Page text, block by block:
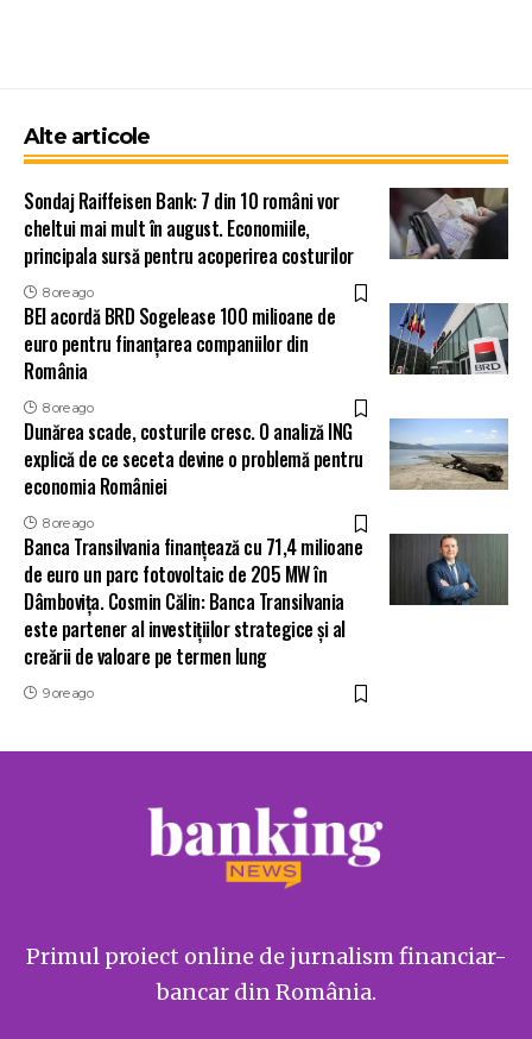
Alte articole
Sondaj Raiffeisen Bank: 7 din 10 români vor
cheltui mai mult în august. Economiile,
principala sursă pentru acoperirea costurilor
8 ore ago
BEI acordă BRD Sogelease 100 milioane de
euro pentru finanțarea companiilor din
România
8 ore ago
Dunărea scade, costurile cresc. O analiză ING
explică de ce seceta devine o problemă pentru
economia României
8 ore ago
Banca Transilvania finanțează cu 71,4 milioane
de euro un parc fotovoltaic de 205 MW în
Dâmbovița. Cosmin Călin: Banca Transilvania
este partener al investițiilor strategice și al
creării de valoare pe termen lung
9 ore ago
Primul proiect online de jurnalism financiar-
bancar din România.